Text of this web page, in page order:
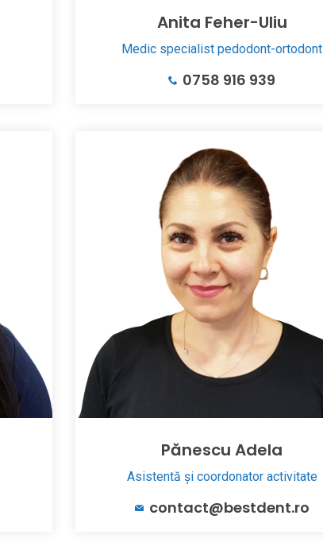
Anita Feher-Uliu
Medic specialist pedodont-ortodont
0758 916 939
Pănescu Adela
Asistentă și coordonator activitate
contact@bestdent.ro